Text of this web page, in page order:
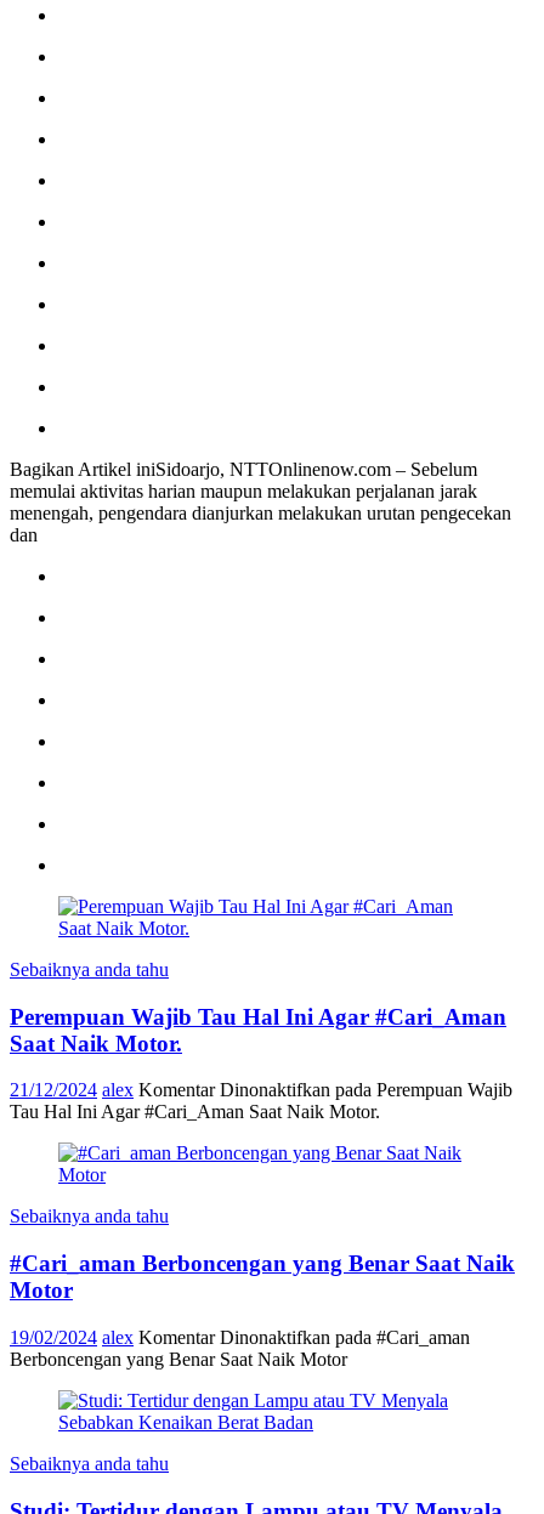
Bagikan Artikel iniSidoarjo, NTTOnlinenow.com – Sebelum
memulai aktivitas harian maupun melakukan perjalanan jarak
menengah, pengendara dianjurkan melakukan urutan pengecekan
dan
Sebaiknya anda tahu
Perempuan Wajib Tau Hal Ini Agar #Cari_Aman
Saat Naik Motor.
21/12/2024 alex Komentar Dinonaktifkan pada Perempuan Wajib
Tau Hal Ini Agar #Cari_Aman Saat Naik Motor.
Sebaiknya anda tahu
#Cari_aman Berboncengan yang Benar Saat Naik
Motor
19/02/2024 alex Komentar Dinonaktifkan pada #Cari_aman
Berboncengan yang Benar Saat Naik Motor
Sebaiknya anda tahu